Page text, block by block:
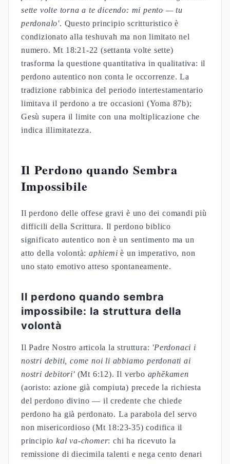
sette volte torna a te dicendo: mi pento — tu
perdonalo'. Questo principio scritturistico è
condizionato alla teshuvah ma non limitato nel
numero. Mt 18:21-22 (settanta volte sette)
trasforma la questione quantitativa in qualitativa: il
perdono autentico non conta le occorrenze. La
tradizione rabbinica del periodo intertestamentario
limitava il perdono a tre occasioni (Yoma 87b);
Gesù supera il limite con una moltiplicazione che
indica illimitatezza.
Il Perdono quando Sembra
Impossibile
Il perdono delle offese gravi è uno dei comandi più
difficili della Scrittura. Il perdono biblico
significato autentico non è un sentimento ma un
atto della volontà:aphiemi è un imperativo, non
uno stato emotivo atteso spontaneamente.
Il perdono quando sembra
impossibile: la struttura della
volontà
Il Padre Nostro articola la struttura: 'Perdonaci i
nostri debiti, come noi li abbiamo perdonati ai
nostri debitori'(Mt 6:12). Il verbo aphēkamen
(aoristo: azione già compiuta) precede la richiesta
del perdono divino — il credente che chiede
perdono ha già perdonato. La parabola del servo
non misericordioso (Mt 18:23-35) codifica il
principio kal va-chomer: chi ha ricevuto la
remissione di diecimila talenti e nega cento denari